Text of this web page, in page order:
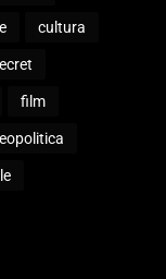
cultura
film